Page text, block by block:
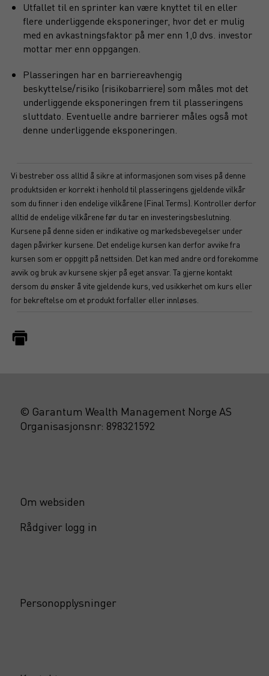
Utfallet til en sprinter kan være knyttet til en eller
flere underliggende eksponeringer, hvor det er mulig
med en avkastningsfaktor på mer enn 1,0 dvs. investor
mottar mer enn oppgangen.
Plasseringen har en barriereavhengig
beskyttelse/risiko (risikobarriere) som måles mot det
underliggende eksponeringen frem til plasseringens
sluttdato. Eventuelle andre barrierer måles også mot
denne underliggende eksponeringen.
Vi bestreber oss alltid å sikre at informasjonen som vises på denne
produktsiden er korrekt i henhold til plasseringens gjeldende vilkår
som du finner i den endelige vilkårene (Final Terms). Kontroller derfor
alltid de endelige vilkårene før du tar en investeringsbeslutning.
Kursene på denne siden er indikative og markedsbevegelser under
dagen påvirker kursene. Det endelige kursen kan derfor avvike fra
kursen som er oppgitt på nettsiden. Det kan med andre ord forekomme
avvik og bruk av kursene skjer på eget ansvar. Ta gjerne kontakt
dersom du ønsker å vite gjeldende kurs, ved usikkerhet om kurs eller
for bekreftelse om et produkt forfaller eller innløses.
© Garantum Wealth Management Norge AS
Organisasjonsnr: 898321592
Om websiden
Rådgiver logg in
Personopplysninger